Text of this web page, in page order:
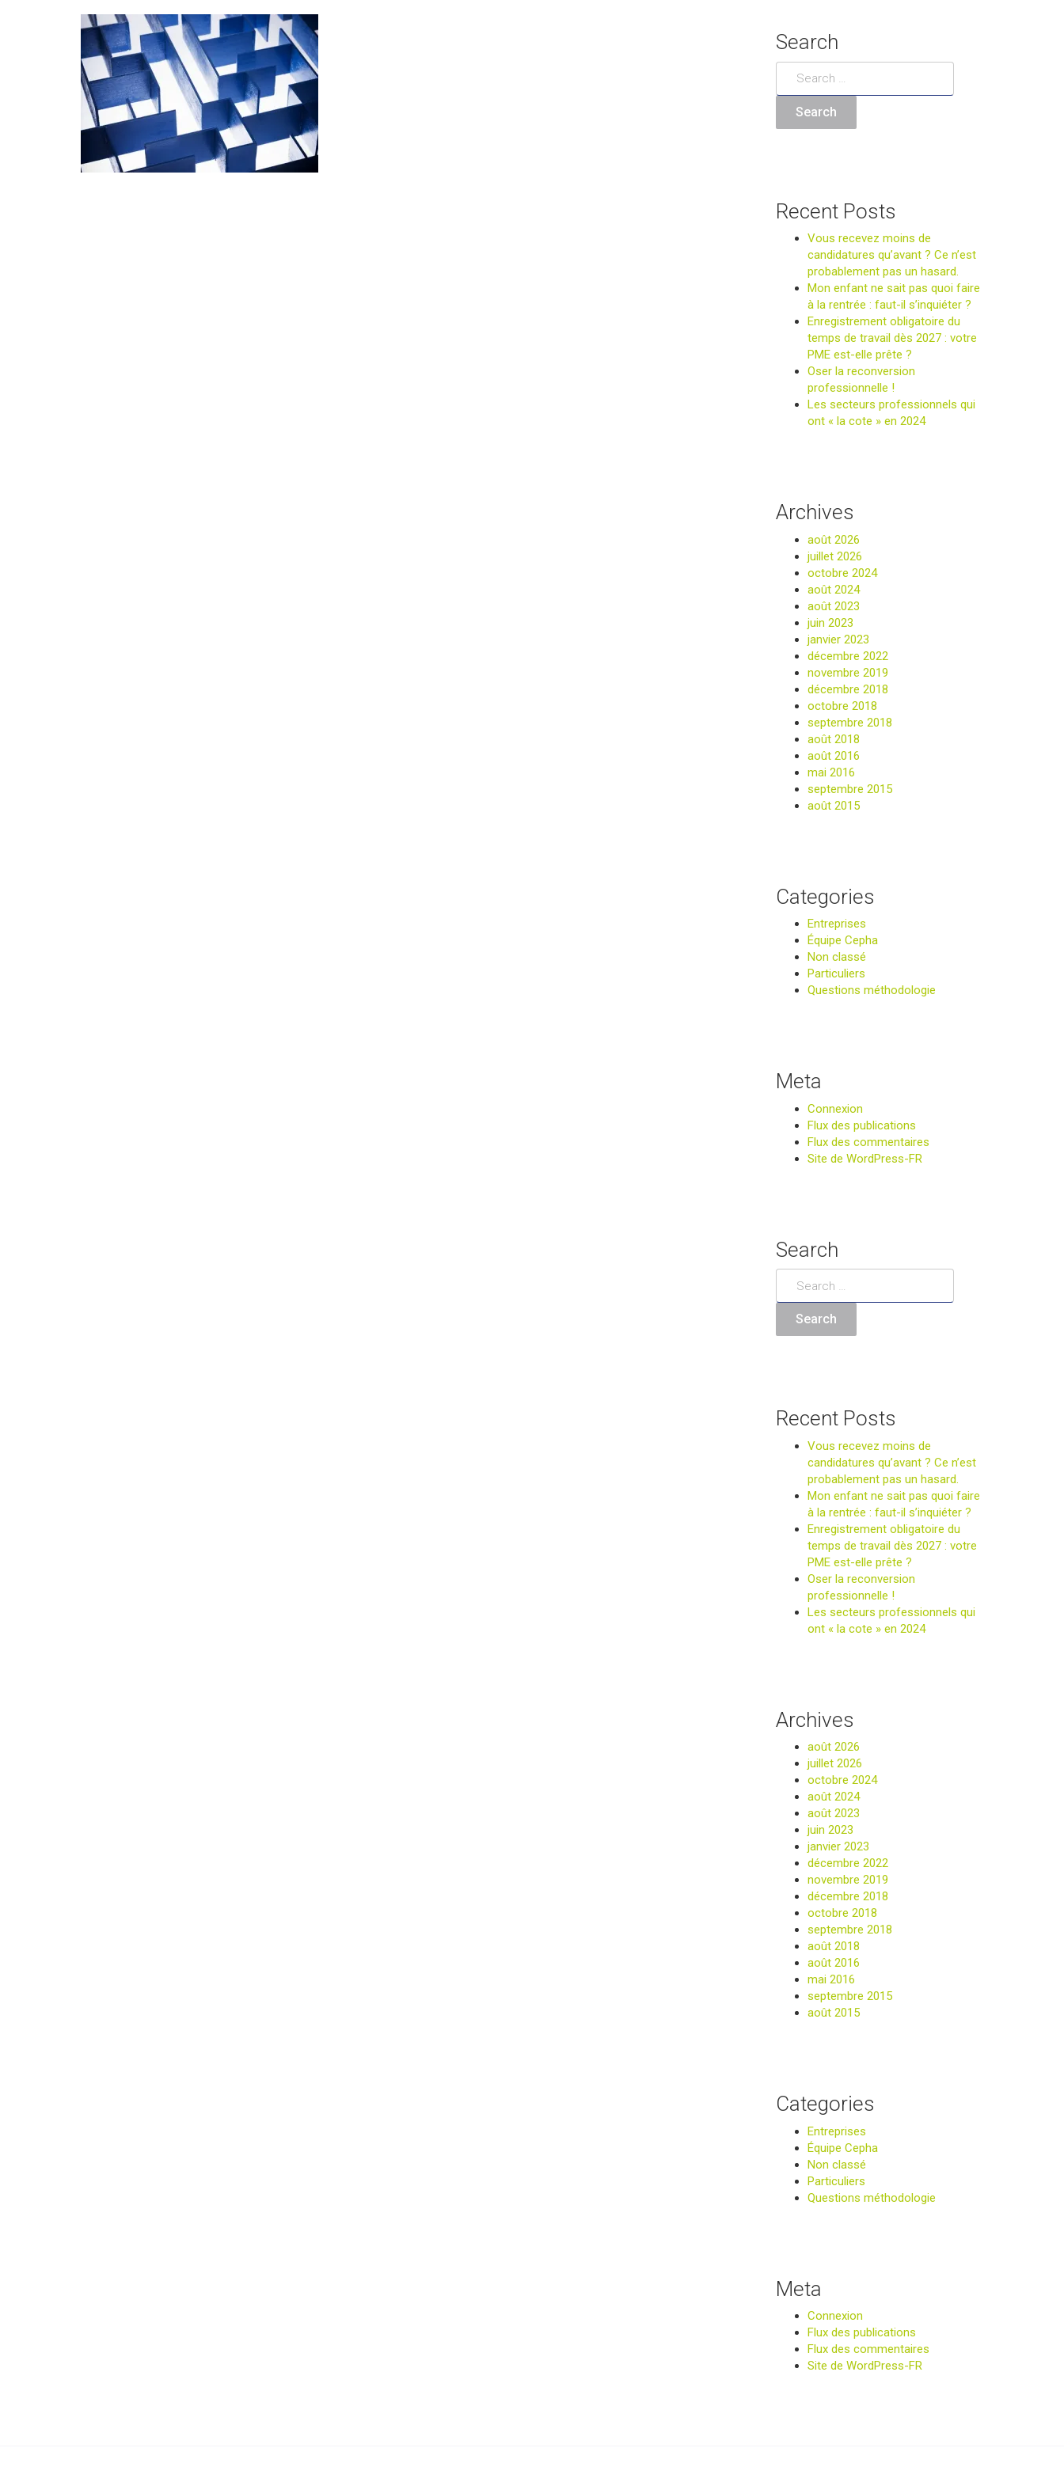
Search
Recent Posts
Vous recevez moins de
candidatures qu’avant ? Ce n’est
probablement pas un hasard.
Mon enfant ne sait pas quoi faire
à la rentrée : faut-il s’inquiéter ?
Enregistrement obligatoire du
temps de travail dès 2027 : votre
PME est-elle prête ?
Oser la reconversion
professionnelle !
Les secteurs professionnels qui
ont « la cote » en 2024
Archives
août 2026
juillet 2026
octobre 2024
août 2024
août 2023
juin 2023
janvier 2023
décembre 2022
novembre 2019
décembre 2018
octobre 2018
septembre 2018
août 2018
août 2016
mai 2016
septembre 2015
août 2015
Categories
Entreprises
Équipe Cepha
Non classé
Particuliers
Questions méthodologie
Meta
Connexion
Flux des publications
Flux des commentaires
Site de WordPress-FR
Search
Recent Posts
Vous recevez moins de
candidatures qu’avant ? Ce n’est
probablement pas un hasard.
Mon enfant ne sait pas quoi faire
à la rentrée : faut-il s’inquiéter ?
Enregistrement obligatoire du
temps de travail dès 2027 : votre
PME est-elle prête ?
Oser la reconversion
professionnelle !
Les secteurs professionnels qui
ont « la cote » en 2024
Archives
août 2026
juillet 2026
octobre 2024
août 2024
août 2023
juin 2023
janvier 2023
décembre 2022
novembre 2019
décembre 2018
octobre 2018
septembre 2018
août 2018
août 2016
mai 2016
septembre 2015
août 2015
Categories
Entreprises
Équipe Cepha
Non classé
Particuliers
Questions méthodologie
Meta
Connexion
Flux des publications
Flux des commentaires
Site de WordPress-FR